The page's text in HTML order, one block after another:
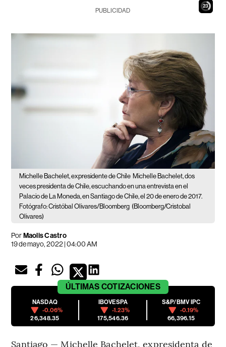
22
PUBLICIDAD
Michelle Bachelet, expresidente de Chile Michelle Bachelet, dos
veces presidenta de Chile, escuchando en una entrevista en el
Palacio de La Moneda, en Santiago de Chile, el 20 de enero de 2017.
Fotógrafo: Cristóbal Olivares/Bloomberg (Bloomberg/Cristobal
Olivares)
PorMaolis Castro
19 de mayo, 2022 | 04:00 AM
ÚLTIMAS COTIZACIONES
NASDAQ
-0.06%
26,348.35
IBOVESPA
-1.23%
175,546.36
S&P/BMV IPC
-0.19%
66,396.15
Santiago — Michelle Bachelet, expresidenta de